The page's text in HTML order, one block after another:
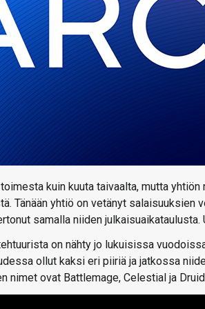
kuin kuuta taivaalta, mutta
Tänään yhtiö on vetänyt salaisuuksien
samalla niiden julkaisuaikataulusta.
on nähty jo lukuisissa
ollut kaksi eri piiriä ja jatkossa
nimet ovat Battlemage, Celestial ja